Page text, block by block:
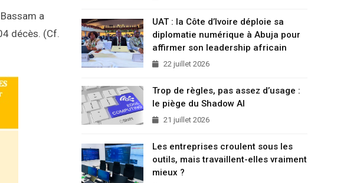
a
décès. (Cf.
UAT : la Côte d’Ivoire déploie sa
diplomatie numérique à Abuja pour
affirmer son leadership africain
22 juillet 2026
Trop de règles, pas assez d’usage :
le piège du Shadow AI
21 juillet 2026
Les entreprises croulent sous les
outils, mais travaillent-elles vraiment
mieux ?